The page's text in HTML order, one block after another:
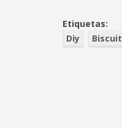
Etiquetas:
Diy
Biscuit